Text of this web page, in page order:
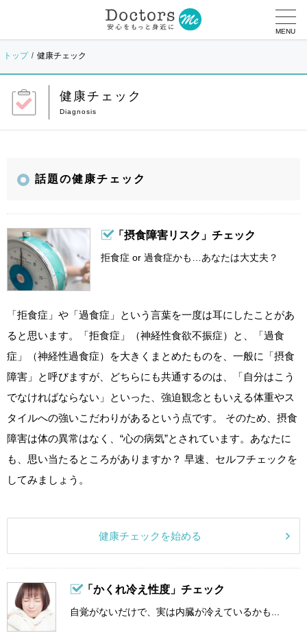
MENU
トップ 健康チェック
健康チェック
話題の健康チェック
「摂食障害リスク」チェック
拒食症 or 過食症かも…あなたは大丈夫？
「拒食症」や「過食症」という言葉を一度は耳にしたことがあ
ると思います。「拒食症」（神経性食欲不振症）と、「過食
症」（神経性過食症）を大きくまとめたものを、一般に「摂食
障害」と呼びますが、どちらにも共通するのは、「自分はこう
でなければならない」といった、強迫観念ともいえる体重やス
タイルへの強いこだわりがあるという点です。 そのため、摂食
障害は体の異常はなく、“心の病気”とされています。あなたに
も、思い当たるところがありますか？ 早速、セルフチェックを
してみましょう。
健康チェックを始める
「かくれ冷え性度」チェック
自覚がないだけで、実は内臓が冷えているかも...